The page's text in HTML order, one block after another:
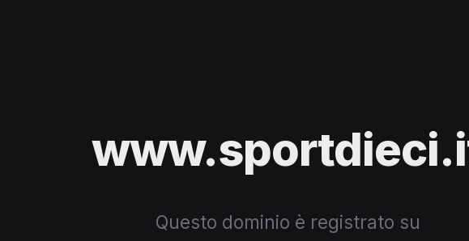
Questo dominio è registrato su